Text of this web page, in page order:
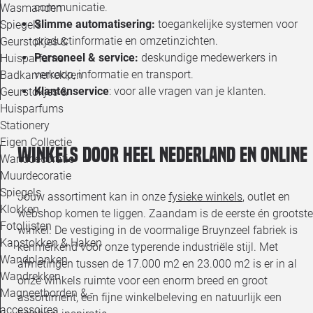
Wasmanden
Spiegels
Geurstokjes &
Huisparfums
Badkamerrekken
Geurstokjes &
Huisparfums
Stationery
Eigen Collectie
Wanddecoratie
Muurdecoratie
Spiegels
Klokken
Fotolijsten
Kapstokken & Haken
Wandplanken
Wandrekken
Magneetborden & -
accessoires
communicatie.
Slimme automatisering: toegankelijke systemen voor
productinformatie en omzetinzichten.
Personeel & service: deskundige medewerkers in
verkoop, informatie en transport.
Klantenservice: voor alle vragen van je klanten.
Winkels door heel Nederland en online
Jouw assortiment kan in onze fysieke winkels, outlet en
webshop komen te liggen. Zaandam is de eerste én grootste
winkel. De vestiging in de voormalige Bruynzeel fabriek is
kenmerkend voor onze typerende industriële stijl. Met
afmetingen tussen de 17.000 m2 en 23.000 m2 is er in al
onze winkels ruimte voor een enorm breed en groot
assortiment, een fijne winkelbeleving en natuurlijk een